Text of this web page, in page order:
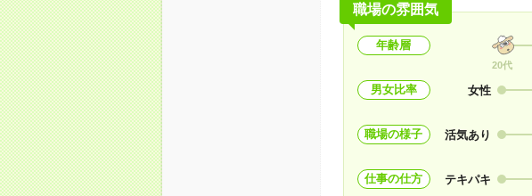
職場の雰囲気
年齢層
20代
男女比率 女性
職場の様子 活気あり
仕事の仕方 テキパキ